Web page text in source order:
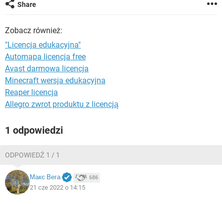
Share
Zobacz również:
"Licencja edukacyjna"
Automapa licencja free
Avast darmowa licencja
Minecraft wersja edukacyjna
Reaper licencja
Allegro zwrot produktu z licencją
1 odpowiedzi
ODPOWIEDŹ 1 / 1
Макс Вега 686
21 cze 2022 o 14:15